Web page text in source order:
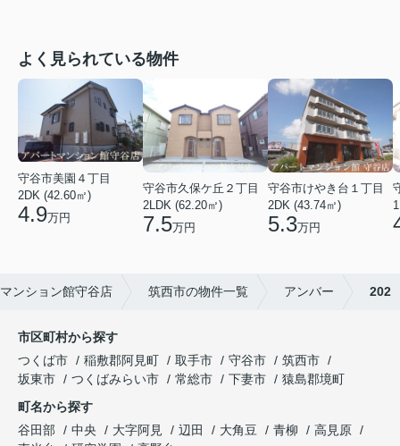
よく見られている物件
守谷市美園４丁目
2DK (42.60㎡)
4.9万円
守谷市久保ケ丘２丁目
2LDK (62.20㎡)
7.5万円
守谷市けやき台１丁目
2DK (43.74㎡)
5.3万円
ンション館守谷店 筑西市の物件一覧 アンバー 202
市区町村から探す
つくば市
稲敷郡阿見町 取手市 守谷市
筑西市
坂東市
つくばみらい市 常総市 下妻市
猿島郡境町
町名から探す
谷田部
中央 大字阿見 辺田 大角豆 青柳
高見原